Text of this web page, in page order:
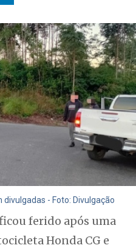
- Foto: Divulgação
ferido após uma
Honda CG e